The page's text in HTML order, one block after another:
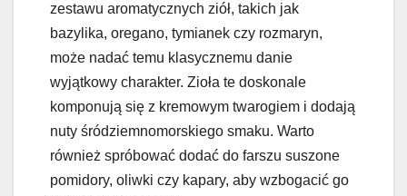
zestawu aromatycznych ziół, takich jak
bazylika, oregano, tymianek czy rozmaryn,
może nadać temu klasycznemu danie
wyjątkowy charakter. Zioła te doskonale
komponują się z kremowym twarogiem i dodają
nuty śródziemnomorskiego smaku. Warto
również spróbować dodać do farszu suszone
pomidory, oliwki czy kapary, aby wzbogacić go